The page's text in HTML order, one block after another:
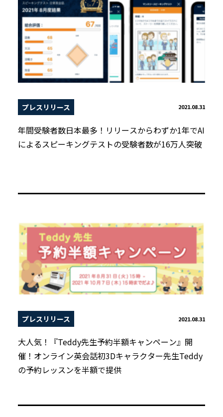
プレスリリース 2021.08.31
年間受験者数日本最多！リリースからわずか1年でAI
によるスピーキングテストの受験者数が16万人突破
プレスリリース 2021.08.31
大人気！『Teddy先生予約半額キャンペーン』開
催！オンライン英会話初3Dキャラクター先生Teddy
の予約レッスンを半額で提供